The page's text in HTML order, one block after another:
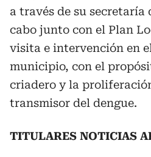
a través de su secretaría
cabo junto con el Plan
visita e intervención en
municipio, con el
criadero y la
transmisor del dengue.
TITULARES NOTICIAS